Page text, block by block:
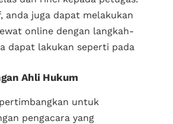
anda juga dapat melakukan
online dengan langkah-
dapat lakukan seperti pada
Ahli Hukum
untuk
pengacara yang